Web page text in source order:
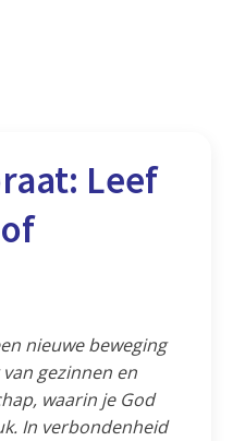
Leef
nieuwe beweging
gezinnen en
waarin je God
In verbondenheid